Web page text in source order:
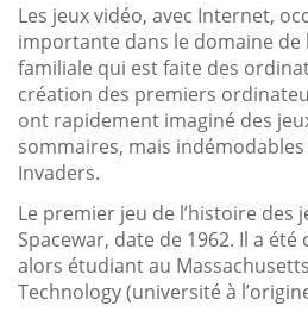
Les jeux vidéo, avec Internet,
importante dans le domaine de
familiale qui est faite des
création des premiers
ont rapidement imaginé des
sommaires, mais indémodables
Invaders.
Le premier jeu de l’histoire des
Spacewar, date de 1962. Il a été
alors étudiant au
Technology (université à